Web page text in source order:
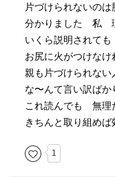
片づけられないのは
分かりました 私
いくら説明されて
お尻に火がつけな
親も片づけられない
な〜んて言い訳ば
これ読んでも 無
きちんと取り組め
1